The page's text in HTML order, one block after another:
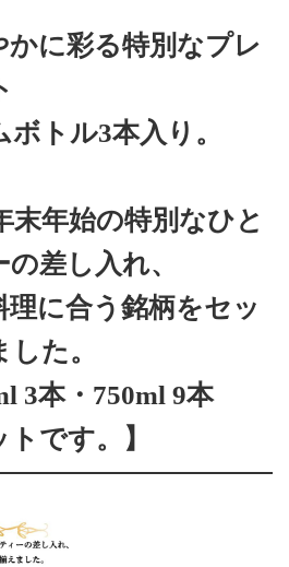
かに彩る特別なプレ
トル3本入り。
末年始の特別なひと
差し入れ、
に合う銘柄をセッ
た。
3本・750ml 9本
トです。】